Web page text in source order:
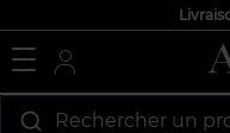
Rechercher un